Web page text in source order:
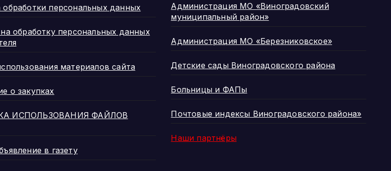
обработки персональных данных
обработку персональных данных
материалов сайта
о закупках
ИСПОЛЬЗОВАНИЯ ФАЙЛОВ
в газету
Администрация МО «Виноградовский
муниципальный район»
Администрация МО «Березниковское»
Детские сады Виноградовского района
Больницы и ФАПы
Почтовые индексы Виноградовского района»
Наши партнёры